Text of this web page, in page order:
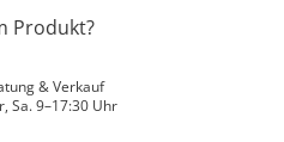
Produkt?
& Verkauf
Sa. 9–17:30 Uhr